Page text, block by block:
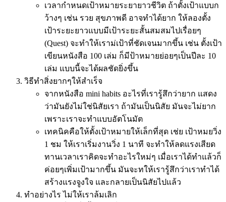
เวลากำหนดเป้าหมายระยายาวชีวิต ถ้าตั้งเป้าแบบก
ว้างๆ เช่น รวย สุขภาพดี อาจทำได้ยาก ให้ลองตั้ง
เป้าระยะยาวแบบมีเป้าระยะสั้นสมสมไปเรื่อยๆ
(Quest) จะทำให้เราม่เป้าที่ชัดเจนมากขึ้น เช่น ตั้งเป้า
เขียนหนังสือ 100 เล่ม ก็มีป้าหมายย่อยๆเป็นปีละ 10
เล่ม แบบนี้จะได้ผลชัดยิ่งขึ้น
วิธีทำสิ่งยากๆให้สำเร็จ
จากหนังสือ mini habits อะไรที่เรารู้สึกว่ายาก แสดง
ว่ามันยังไม่ใช่นิสัยเรา ถ้ามันเป็นนิสัย มันจะไม่ยาก
เพราะเราจะทำแบบอัตโนมัต
เทคนิคคือให้ตั้งเป้าหมายให้เล็กที่สุด เช่ย เป้าหมยวิ่ง
1 ชม ให้เราเริ่มงานวิ่ง 1 นาที จะทำให้ลดแรงเสียด
ทานเวลาเราคิดจะทำอะไรใหม่ๆ เมื่อเราได้ทำแล้วก็
ค่อยๆเพิ่มเป้ามากขึ้น มันจะทให้เรารู้สึกว่าเราทำได้
สร้างแรงจูงใจ และกลายเป็นนิสัยไปแล้ว
ทำอย่างไร ไม่ให้เราล้มเลิก